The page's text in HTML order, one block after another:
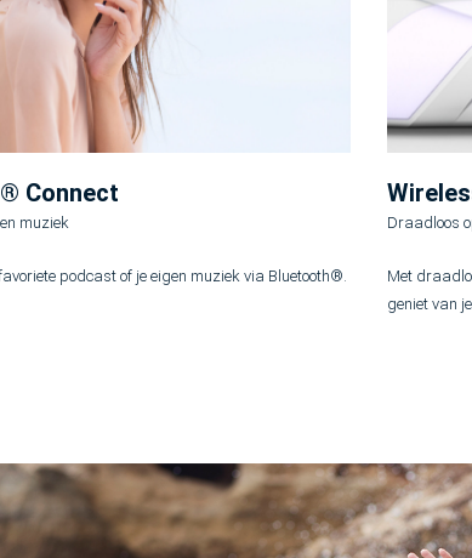
Connect
muziek
podcast of je eigen muziek via Bluetooth®.
Draadloos
Met
geniet van